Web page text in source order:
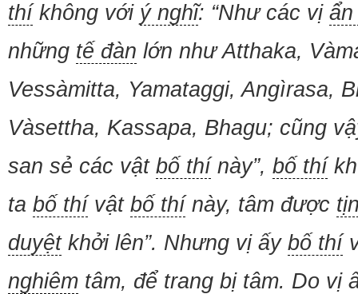
thíkhông với ý nghĩ: “Như các vị
những tế đàn lớn như Atthaka,
Vessàmitta, Yamataggi, Angìrasa,
Vàsettha, Kassapa, Bhagu; cũng
san sẻ các vật bố thínày”, bố thí
ta bố thívật bố thínày, tâm được
duyệtkhởi lên”. Nhưng vị ấy bố thí
nghiêm tâm, để trang bị tâm. Do vị